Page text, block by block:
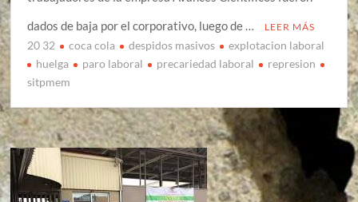
dados de baja por el corporativo, luego de …
LEER MÁS
20 32 coca cola despidos masivos
explotacion laboral
huelga
paro laboral precariedad laboral
represion
sitpmem